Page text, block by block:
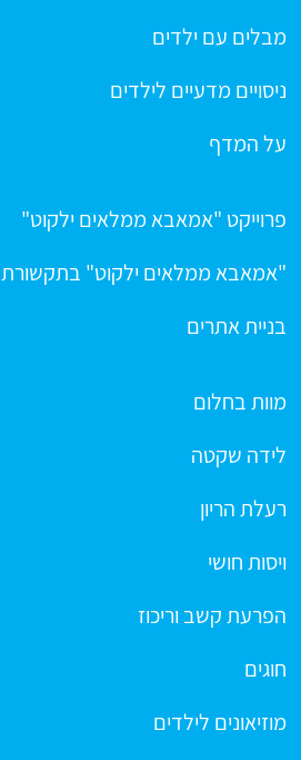
מבלים עם ילדים
ניסויים מדעיים לילדים
על המדף
פרוייקט "אמאבא ממלאים ילקוט"
"אמאבא ממלאים ילקוט" בתקשורת
בניית אתרים
מוות בחלום
לידה שקטה
רעלת הריון
ויסות חושי
הפרעת קשב וריכוז
חוגים
מוזיאונים לילדים